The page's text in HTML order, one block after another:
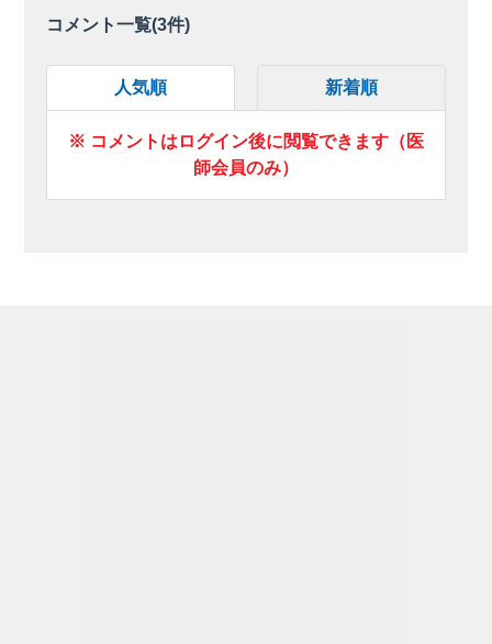
コメント一覧(3件)
人気順 新着順
※ コメントはログイン後に閲覧できます（医
師会員のみ）